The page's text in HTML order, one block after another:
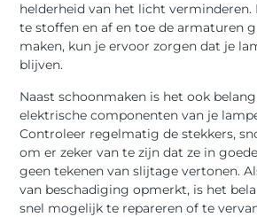
helderheid van het licht
te stoffen en af en toe de armaturen
maken, kun je ervoor zorgen dat je
blijven.
Naast schoonmaken is het ook
elektrische componenten van je
Controleer regelmatig de stekkers,
om er zeker van te zijn dat ze in
geen tekenen van slijtage vertonen.
van beschadiging opmerkt, is het
snel mogelijk te repareren of te